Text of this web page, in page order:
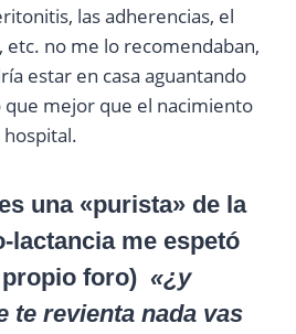
las adherencias, el
no me lo recomendaban,
estar en casa aguantando
mejor que el nacimiento
una «purista» de la
lactancia me espetó
foro) «¿y
te revienta nada vas